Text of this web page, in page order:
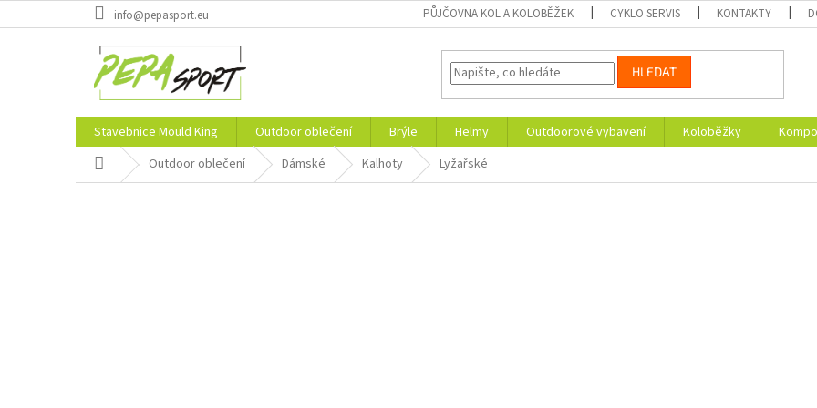
na
info@pepasport.eu PŮJČOVNA KOL A KOLOBĚŽEK CYKLO SERVIS KONTAKTY
HLEDAT
Stavebnice Mould King Outdoor oblečení Brýle Helmy Outdoorové vybavení Koloběžky
Domů Outdoor oblečení Dámské Kalhoty Lyžařské